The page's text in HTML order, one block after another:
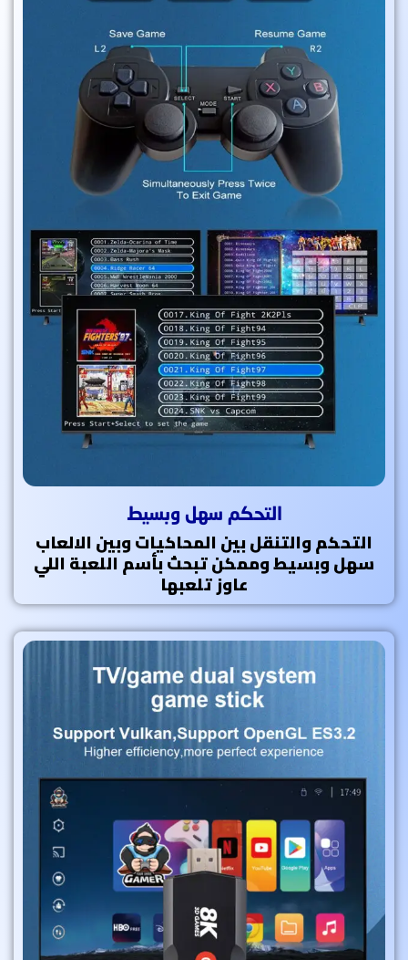
التحكم سهل وبسيط
التحكم والتنقل بين المحاكيات وبين الالعاب
سهل وبسيط وممكن تبحث بأسم اللعبة اللي
عاوز تلعبها